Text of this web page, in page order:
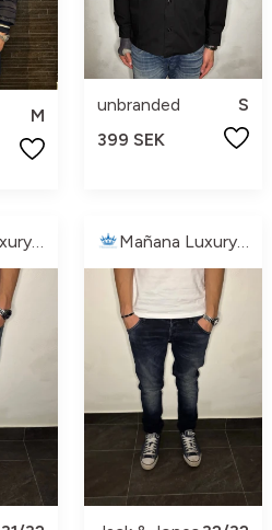
M
unbranded
S
399 SEK
Mañana Luxury🏝️